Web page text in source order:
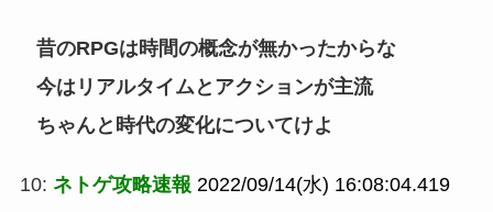
昔のRPGは時間の概念が無かったからな
今はリアルタイムとアクションが主流
ちゃんと時代の変化についてけよ
10: ネトゲ攻略速報 2022/09/14(水) 16:08:04.419